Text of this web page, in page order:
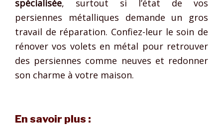
spécialisée, surtout si l’état de vos
persiennes métalliques demande un gros
travail de réparation. Confiez-leur le soin de
rénover vos volets en métal pour retrouver
des persiennes comme neuves et redonner
son charme à votre maison.
En savoir plus :